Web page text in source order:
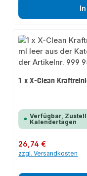
1 x X-Clean
Verfügbar,
Kalendertagen
Regulärer Preis:
26,74 €
zzgl. Versandkosten